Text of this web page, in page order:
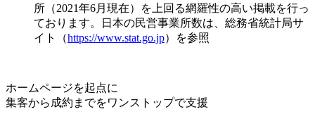
所（2021年6月現在）を上回る網羅性の高い掲載を行っ
ております。日本の民営事業所数は、総務省統計局サ
イト（https://www.stat.go.jp）を参照
ホームページを起点に
集客から成約までをワンストップで支援